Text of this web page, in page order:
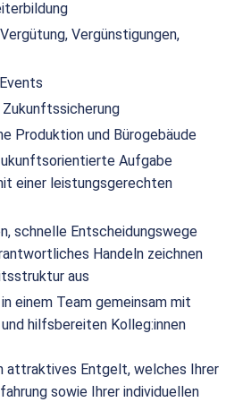
Vergünstigungen,
Produktion und Bürogebäude
Aufgabe
einer leistungsgerechten
schnelle Entscheidungswege
Handeln zeichnen
aus
einem Team gemeinsam mit
hilfsbereiten Kolleg:innen
attraktives Entgelt, welches Ihrer
sowie Ihrer individuellen